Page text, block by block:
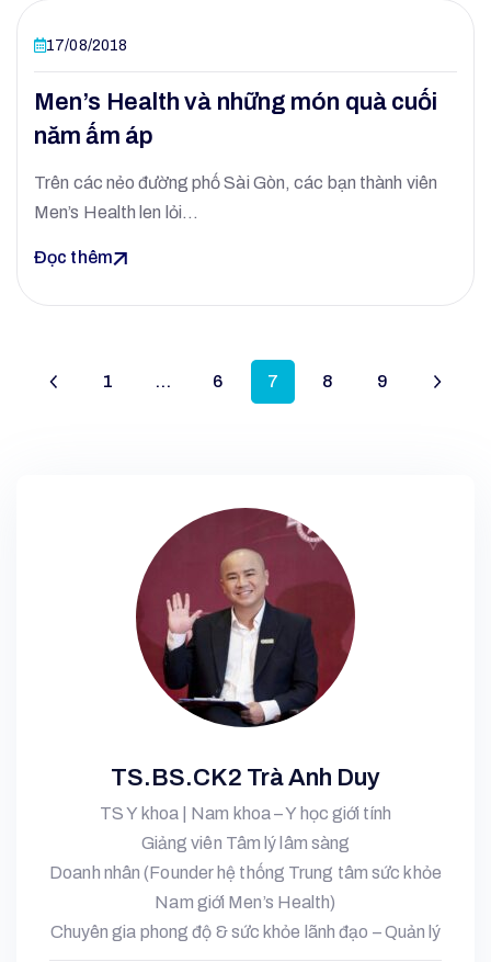
17/08/2018
Men’s Health và những món quà cuối
năm ấm áp
Trên các nẻo đường phố Sài Gòn, các bạn thành viên
Men’s Health len lỏi…
Đọc thêm
1 … 6 7 8 9
TS.BS.CK2 Trà Anh Duy
TS Y khoa | Nam khoa – Y học giới tính
Giảng viên Tâm lý lâm sàng
Doanh nhân (Founder hệ thống Trung tâm sức khỏe
Nam giới Men’s Health)
Chuyên gia phong độ & sức khỏe lãnh đạo – Quản lý